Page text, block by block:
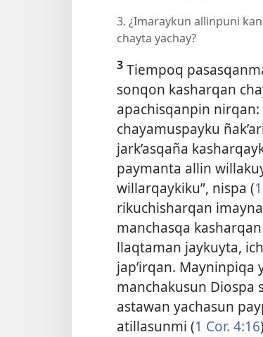
3. ¿Imaraykun allinpuni
chayta yachay?
3 Tiempoq
sonqon kasharqan
apachisqanpin nirqan:
chayamuspayku
jark’asqaña
paymanta allin
willarqaykiku”, nispa (
rikuchisharqan
manchasqa
llaqtaman jaykuyta,
jap’irqan. Mayninpiqa
manchakusun Diospa
astawan yachasun
atillasunmi (1 Cor. 4:16